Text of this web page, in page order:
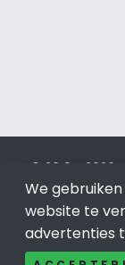
© 2019 - 2026
Internet.
optimalisatie No
We
website te
advertenties